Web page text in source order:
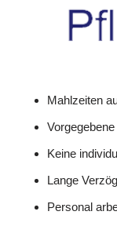
Mahlzeiten
Keine
Lange
Personal